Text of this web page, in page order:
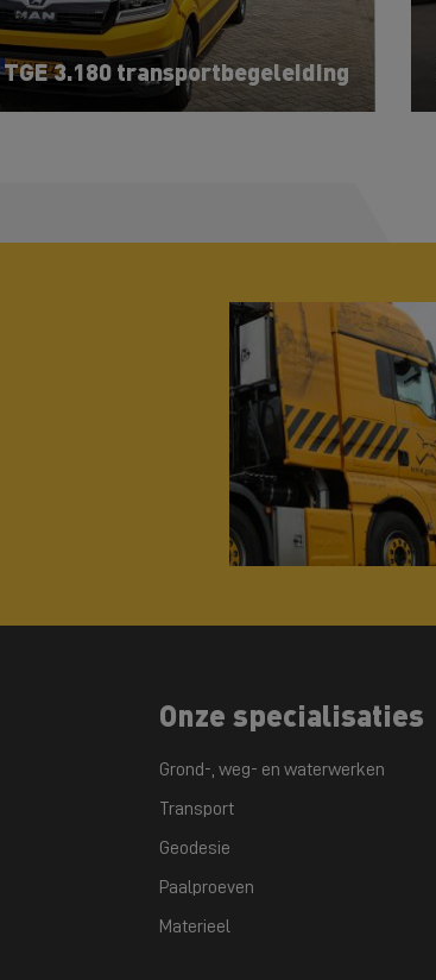
TGE 3.180 transportbegeleiding
Onze specialisaties
Grond-, weg- en waterwerken
Transport
Geodesie
Paalproeven
Materieel